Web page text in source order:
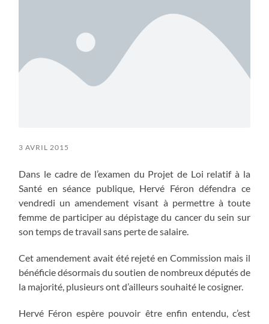
3 AVRIL 2015
Dans le cadre de l’examen du Projet de Loi relatif à la
Santé en séance publique, Hervé Féron défendra ce
vendredi un amendement visant à permettre à toute
femme de participer au dépistage du cancer du sein sur
son temps de travail sans perte de salaire.
Cet amendement avait été rejeté en Commission mais il
bénéficie désormais du soutien de nombreux députés de
la majorité, plusieurs ont d’ailleurs souhaité le cosigner.
Hervé Féron espère pouvoir être enfin entendu, c’est